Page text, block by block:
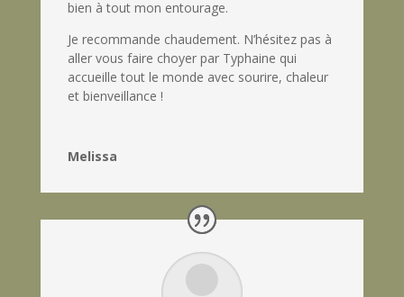
bien à tout mon entourage.
Je recommande chaudement. N’hésitez pas à
aller vous faire choyer par Typhaine qui
accueille tout le monde avec sourire, chaleur
et bienveillance !
Melissa